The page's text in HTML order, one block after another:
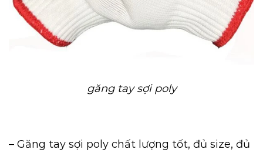
găng tay sợi poly
– Găng tay sợi poly chất lượng tốt, đủ size, đủ